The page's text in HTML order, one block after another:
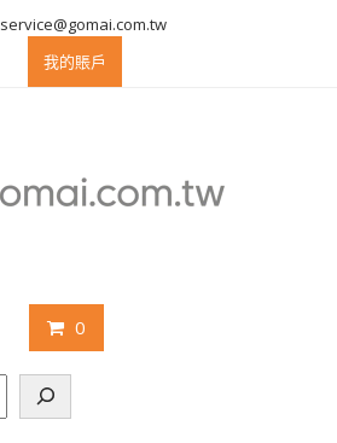
service@gomai.com.tw
我的賬戶
0
尋